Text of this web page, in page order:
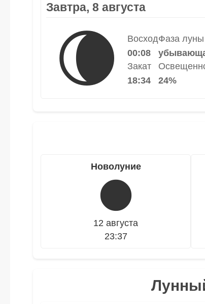
Завтра, 8 августа
🌘
Восход
00:08
Закат
18:34
Фаза луны
24%
Новолуние
🌑
12 августа
23:37